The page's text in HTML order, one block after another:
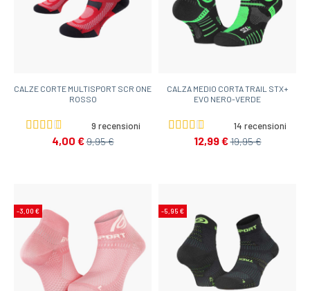
CALZE CORTE MULTISPORT SCR ONE
ROSSO
9 recensioni
4,00 €9,95 €
CALZA MEDIO CORTA TRAIL STX+
EVO NERO-VERDE
14 recensioni
12,99 €19,95 €
-3,00 € -5,95 €